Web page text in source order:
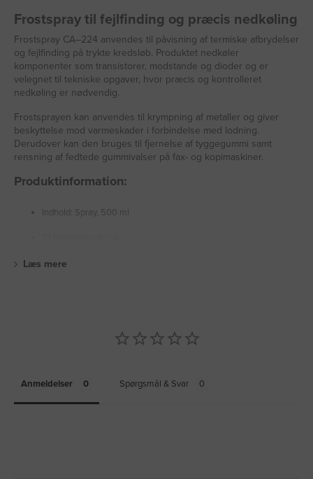
Frostspray til fejlfinding og præcis nedkøling
Frostspray CA–224 anvendes til påvisning af termiske afbrydelser
og fejlfinding på trykte kredsløb. Produktet nedkøler
komponenter som transistorer, modstande og dioder og er
velegnet til tekniske opgaver, hvor præcis og kontrolleret
nedkøling er nødvendig.
Frostsprayen kan anvendes til krympning af metaller og giver
beskyttelse mod varmeskader i forbindelse med lodning.
Derudover kan den bruges til fjernelse af tyggegummi samt
rensning af fedtede gummivalser på fax- og kopimaskiner.
Produktinformation:
Indhold: Spray, 500 ml
Læs mere
Anmeldelser Spørgsmål & Svar